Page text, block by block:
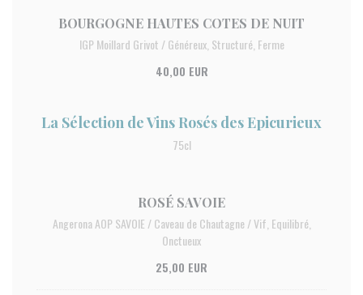
BOURGOGNE HAUTES COTES DE NUIT
IGP Moillard Grivot / Généreux, Structuré, Ferme
40,00 EUR
La Sélection de Vins Rosés des Epicurieux
75cl
ROSÉ SAVOIE
Angerona AOP SAVOIE / Caveau de Chautagne / Vif, Equilibré,
Onctueux
25,00 EUR